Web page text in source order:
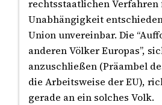
rechtsstaatlichen Verfahren
Unabhängigkeit
Union unvereinbar. Die
anderen Völker Europas”,
anzuschließen (Präambel
die Arbeitsweise der EU),
gerade an ein solches Volk.